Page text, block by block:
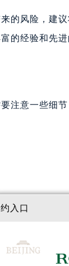
的风险，建
的经验和先进
注意一些细节
入口